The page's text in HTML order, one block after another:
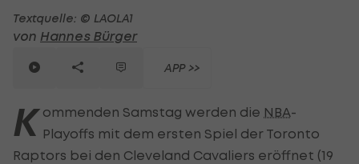
Textquelle: © LAOLA1
von Hannes Bürger
APP >>
K ommenden Samstag werden die NBA-
Playoffs mit dem ersten Spiel der Toronto
Raptors bei den Cleveland Cavaliers eröffnet (19